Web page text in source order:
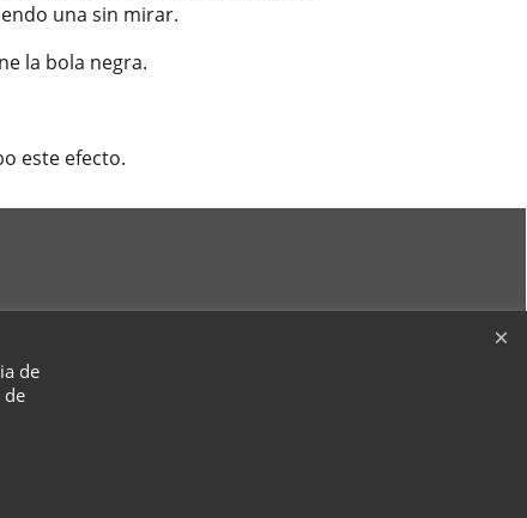
una sin mirar.
la bola negra.
este efecto.
de
de